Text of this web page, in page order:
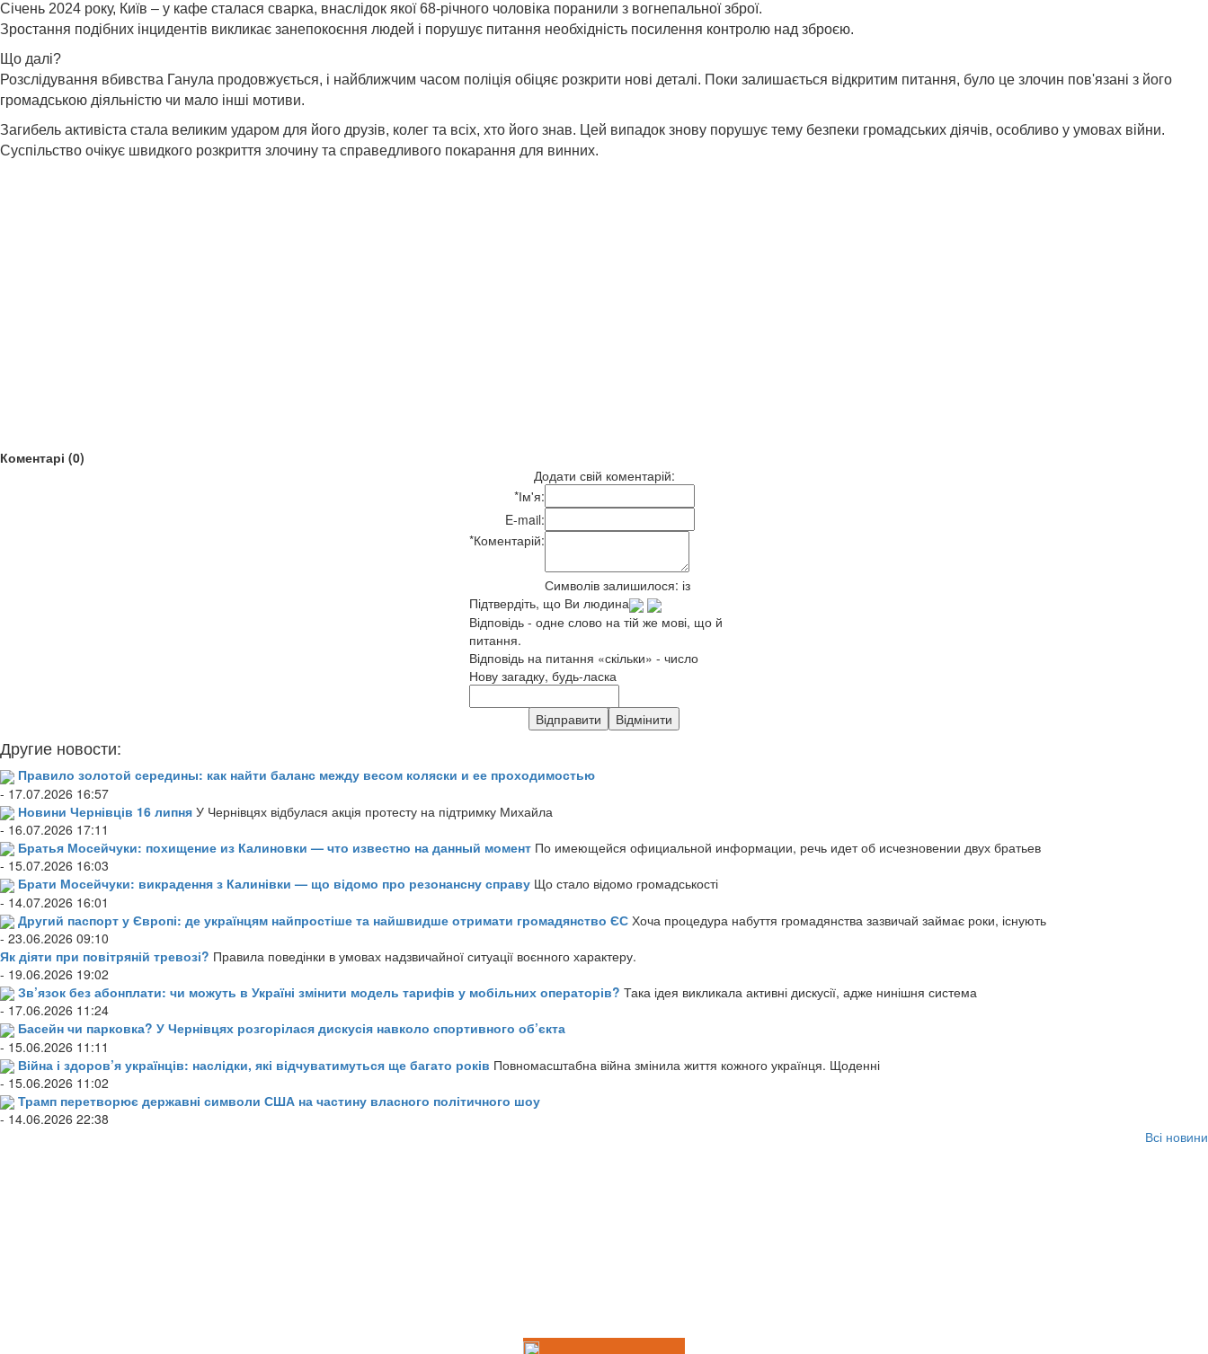
Січень 2024 року, Київ – у кафе сталася сварка, внаслідок якої 68-річного чоловіка поранили з вогнепальної зброї.
Зростання подібних інцидентів викликає занепокоєння людей і порушує питання необхідність посилення контролю над зброєю.
Що далі?
Розслідування вбивства Ганула продовжується, і найближчим часом поліція обіцяє розкрити нові деталі. Поки залишається відкритим питання, було це злочин пов'язані з його
громадською діяльністю чи мало інші мотиви.
Загибель активіста стала великим ударом для його друзів, колег та всіх, хто його знав. Цей випадок знову порушує тему безпеки громадських діячів, особливо у умовах війни.
Суспільство очікує швидкого розкриття злочину та справедливого покарання для винних.
Коментарі (0)
Додати свій коментарій:
*Ім'я:
E-mail:
*Коментарій:
Символів залишилося: із
Підтвердіть, що Ви людина
Відповідь - одне слово на тій же мові, що й
питання.
Відповідь на питання «скільки» - число
Нову загадку, будь-ласка
Другие новости:
Правило золотой середины: как найти баланс между весом коляски и ее проходимостью
- 17.07.2026 16:57
Новини Чернівців 16 липня У Чернівцях відбулася акція протесту на підтримку Михайла
- 16.07.2026 17:11
Братья Мосейчуки: похищение из Калиновки — что известно на данный момент По имеющейся официальной информации, речь идет об исчезновении двух братьев
- 15.07.2026 16:03
Брати Мосейчуки: викрадення з Калинівки — що відомо про резонансну справу Що стало відомо громадськості
- 14.07.2026 16:01
Другий паспорт у Європі: де українцям найпростіше та найшвидше отримати громадянство ЄС Хоча процедура набуття громадянства зазвичай займає роки, існують
- 23.06.2026 09:10
Як діяти при повітряній тревозі? Правила поведінки в умовах надзвичайної ситуації воєнного характеру.
- 19.06.2026 19:02
Зв’язок без абонплати: чи можуть в Україні змінити модель тарифів у мобільних операторів? Така ідея викликала активні дискусії, адже нинішня система
- 17.06.2026 11:24
Басейн чи парковка? У Чернівцях розгорілася дискусія навколо спортивного об’єкта
- 15.06.2026 11:11
Війна і здоров’я українців: наслідки, які відчуватимуться ще багато років Повномасштабна війна змінила життя кожного українця. Щоденні
- 15.06.2026 11:02
Трамп перетворює державні символи США на частину власного політичного шоу
- 14.06.2026 22:38
Всі новини